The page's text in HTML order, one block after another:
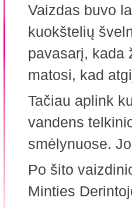
Vaizdas buvo
kuokštelių
pavasarį, kada
matosi, kad
Tačiau aplink
vandens
smėlynuose.
Po šito
Minties